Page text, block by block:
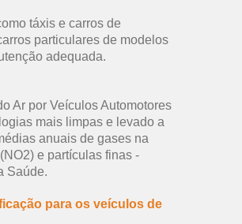
táxis e carros de
particulares de modelos
adequada.
Ar por Veículos Automotores
mais limpas e levado a
anuais de gases na
e partículas finas -
Saúde.
para os veículos de